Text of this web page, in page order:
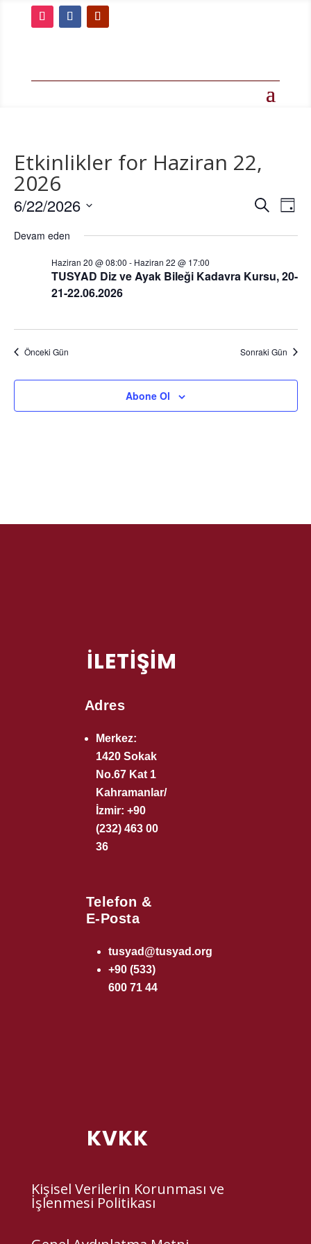
Etkinlikler for Haziran 22,
2026
ve
Ara Gün
6/22/2026
seç.
Devam eden
TUSYAD Diz ve Ayak Bileği Kadavra Kursu, 20-
21-22.06.2026
Haziran 20 @ 08:00 - Haziran 22 @ 17:00
Önceki Gün Sonraki Gün
Abone Ol
İLETİŞİM
Adres
Merkez:
1420 Sokak
No.67 Kat 1
Kahramanlar/
İzmir: +90
(232) 463 00
36
Telefon &
E-Posta
tusyad@tusyad.org
+90 (533)
600 71 44
KVKK
Kişisel Verilerin Korunması ve
İşlenmesi Politikası